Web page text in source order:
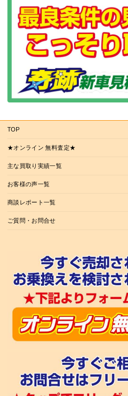
TOP
★オンライン 無料査定★
主な買取り実績一覧
お客様の声一覧
商談レポート一覧
ご質問・お問合せ